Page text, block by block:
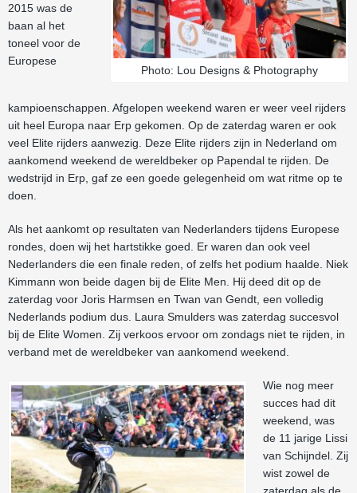
Photo: Lou Designs & Photography
2015 was de
baan al het
toneel voor de
Europese
kampioenschappen. Afgelopen weekend waren er weer veel rijders
uit heel Europa naar Erp gekomen. Op de zaterdag waren er ook
veel Elite rijders aanwezig. Deze Elite rijders zijn in Nederland om
aankomend weekend de wereldbeker op Papendal te rijden. De
wedstrijd in Erp, gaf ze een goede gelegenheid om wat ritme op te
doen.
Als het aankomt op resultaten van Nederlanders tijdens Europese
rondes, doen wij het hartstikke goed. Er waren dan ook veel
Nederlanders die een finale reden, of zelfs het podium haalde. Niek
Kimmann won beide dagen bij de Elite Men. Hij deed dit op de
zaterdag voor Joris Harmsen en Twan van Gendt, een volledig
Nederlands podium dus. Laura Smulders was zaterdag succesvol
bij de Elite Women. Zij verkoos ervoor om zondags niet te rijden, in
verband met de wereldbeker van aankomend weekend.
Wie nog meer
succes had dit
weekend, was
de 11 jarige Lissi
van Schijndel. Zij
wist zowel de